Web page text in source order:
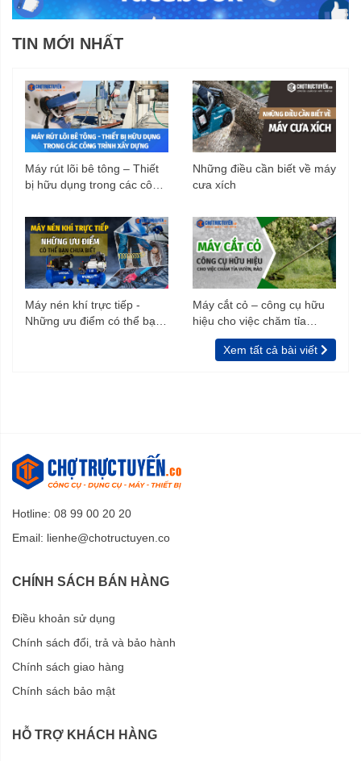
TIN MỚI NHẤT
Máy rút lõi bê tông – Thiết
bị hữu dụng trong các công
Những điều cần biết về máy
cưa xích
Máy nén khí trực tiếp -
Những ưu điểm có thể bạn
Máy cắt cỏ – công cụ hữu
hiệu cho việc chăm tỉa
vườn, rào
Xem tất cả bài viết
Hotline: 08 99 00 20 20
Email: lienhe@chotructuyen.co
CHÍNH SÁCH BÁN HÀNG
Điều khoản sử dụng
Chính sách đổi, trả và bảo hành
Chính sách giao hàng
Chính sách bảo mật
HỖ TRỢ KHÁCH HÀNG